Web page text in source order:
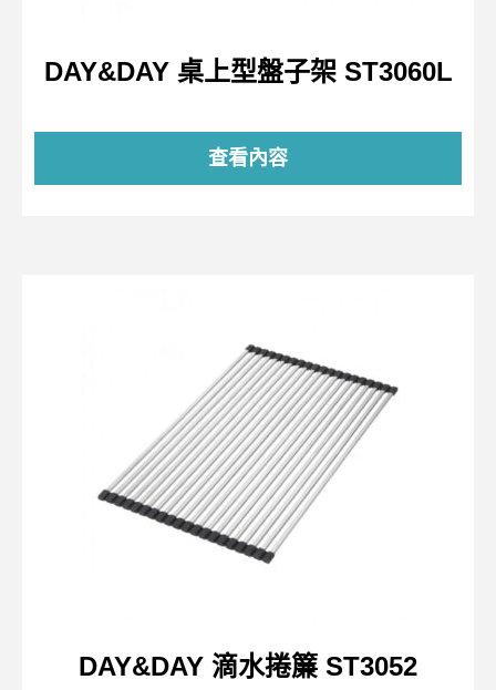
DAY&DAY 桌上型盤子架 ST3060L
查看內容
DAY&DAY 滴水捲簾 ST3052